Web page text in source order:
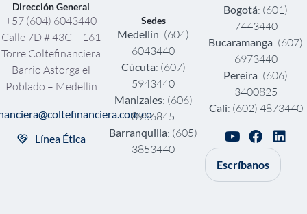
Dirección General
+57 (604) 6043440
Calle 7D # 43C – 161
Torre Coltefinanciera
Barrio Astorga el
Poblado – Medellín
Línea Ética
Sedes
Medellín: (604)
6043440
Cúcuta: (607)
5943440
Manizales: (606)
8956845
Barranquilla: (605)
3853440
Bogotá: (601)
7443440
Bucaramanga: (607)
6973440
Pereira: (606)
3400825
Cali: (602) 4873440
Escríbanos